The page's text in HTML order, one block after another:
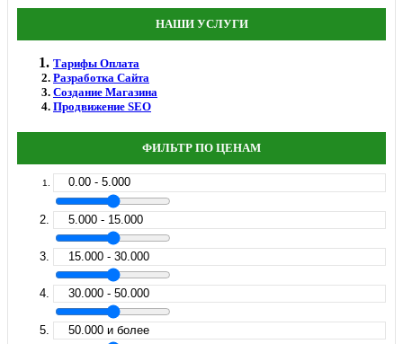
НАШИ УСЛУГИ
Тарифы Оплата
Разработка Сайта
Создание Магазина
Продвижение SEO
ФИЛЬТР ПО ЦЕНАМ
0.00 - 5.000
5.000 - 15.000
15.000 - 30.000
30.000 - 50.000
50.000 и более